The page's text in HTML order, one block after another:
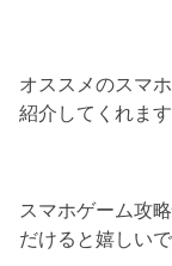
オススメのスマ
紹介してくれます
スマホゲーム攻
だけると嬉しいで